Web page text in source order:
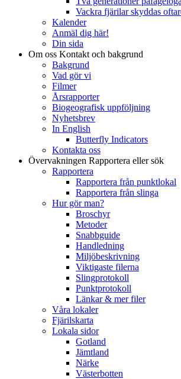
Vackra fjärilar skyddas
Kalender
Anmäl dig här!
Din sida
Om oss Kontakt och bakgrund
Bakgrund
Vad gör vi
Filmer
Årsrapporter
Biogeografisk uppföljning
Nyhetsbrev
In English
Butterfly Indicators
Kontakta oss
Övervakningen Rapportera eller sök
Rapportera
Rapportera från punktlokal
Rapportera från slinga
Hur gör man?
Broschyr
Metoder
Snabbguide
Handledning
Miljöbeskrivning
Viktigaste filerna
Slingprotokoll
Punktprotokoll
Länkar & mer filer
Våra lokaler
Fjärilskarta
Lokala sidor
Gotland
Jämtland
Närke
Västerbotten